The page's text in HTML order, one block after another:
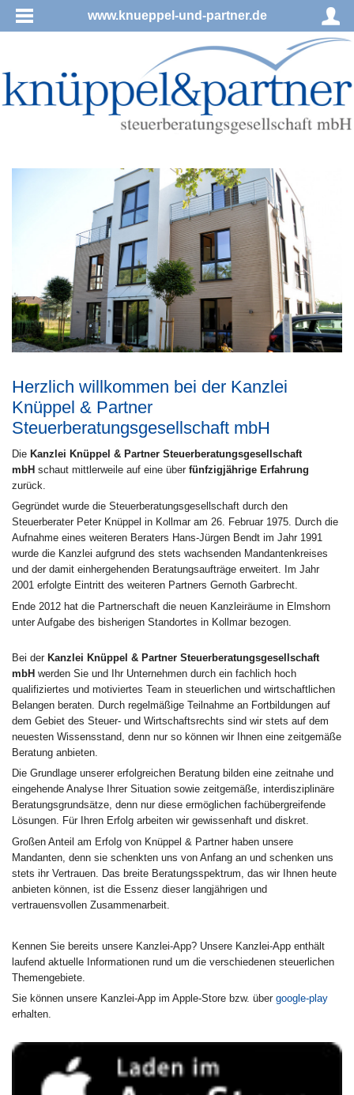
www.knueppel-und-partner.de
Herzlich willkommen bei der Kanzlei
Knüppel & Partner
Steuerberatungsgesellschaft mbH
Die Kanzlei Knüppel & Partner Steuerberatungsgesellschaft
mbH schaut mittlerweile auf eine über fünfzigjährige Erfahrung
zurück.
Gegründet wurde die Steuerberatungsgesellschaft durch den
Steuerberater Peter Knüppel in Kollmar am 26. Februar 1975. Durch die
Aufnahme eines weiteren Beraters Hans-Jürgen Bendt im Jahr 1991
wurde die Kanzlei aufgrund des stets wachsenden Mandantenkreises
und der damit einhergehenden Beratungsaufträge erweitert. Im Jahr
2001 erfolgte Eintritt des weiteren Partners Gernoth Garbrecht.
Ende 2012 hat die Partnerschaft die neuen Kanzleiräume in Elmshorn
unter Aufgabe des bisherigen Standortes in Kollmar bezogen.
Bei der Kanzlei Knüppel & Partner Steuerberatungsgesellschaft
mbH werden Sie und Ihr Unternehmen durch ein fachlich hoch
qualifiziertes und motiviertes Team in steuerlichen und wirtschaftlichen
Belangen beraten. Durch regelmäßige Teilnahme an Fortbildungen auf
dem Gebiet des Steuer- und Wirtschaftsrechts sind wir stets auf dem
neuesten Wissensstand, denn nur so können wir Ihnen eine zeitgemäße
Beratung anbieten.
Die Grundlage unserer erfolgreichen Beratung bilden eine zeitnahe und
eingehende Analyse Ihrer Situation sowie zeitgemäße, interdisziplinäre
Beratungsgrundsätze, denn nur diese ermöglichen fachübergreifende
Lösungen. Für Ihren Erfolg arbeiten wir gewissenhaft und diskret.
Großen Anteil am Erfolg von Knüppel & Partner haben unsere
Mandanten, denn sie schenkten uns von Anfang an und schenken uns
stets ihr Vertrauen. Das breite Beratungsspektrum, das wir Ihnen heute
anbieten können, ist die Essenz dieser langjährigen und
vertrauensvollen Zusammenarbeit.
Kennen Sie bereits unsere Kanzlei-App? Unsere Kanzlei-App enthält
laufend aktuelle Informationen rund um die verschiedenen steuerlichen
Themengebiete.
Sie können unsere Kanzlei-App im Apple-Store bzw. über google-play
erhalten.